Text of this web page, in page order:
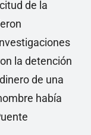
de la
la detención
de una
había